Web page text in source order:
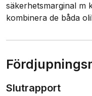
säkerhetsmarginal m
Slutrapport